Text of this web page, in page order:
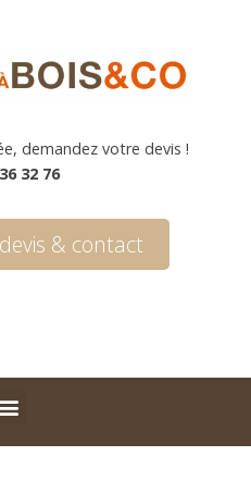
demandez votre devis !
32 76
& contact